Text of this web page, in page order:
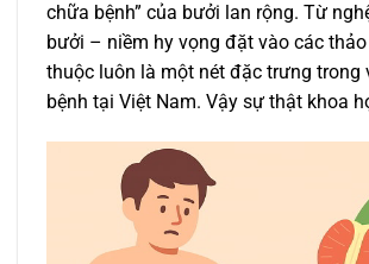
chữa bệnh” của bưởi lan rộng. Từ
bưởi – niềm hy vọng đặt vào các
thuộc luôn là một nét đặc trưng trong
bệnh tại Việt Nam. Vậy sự thật khoa